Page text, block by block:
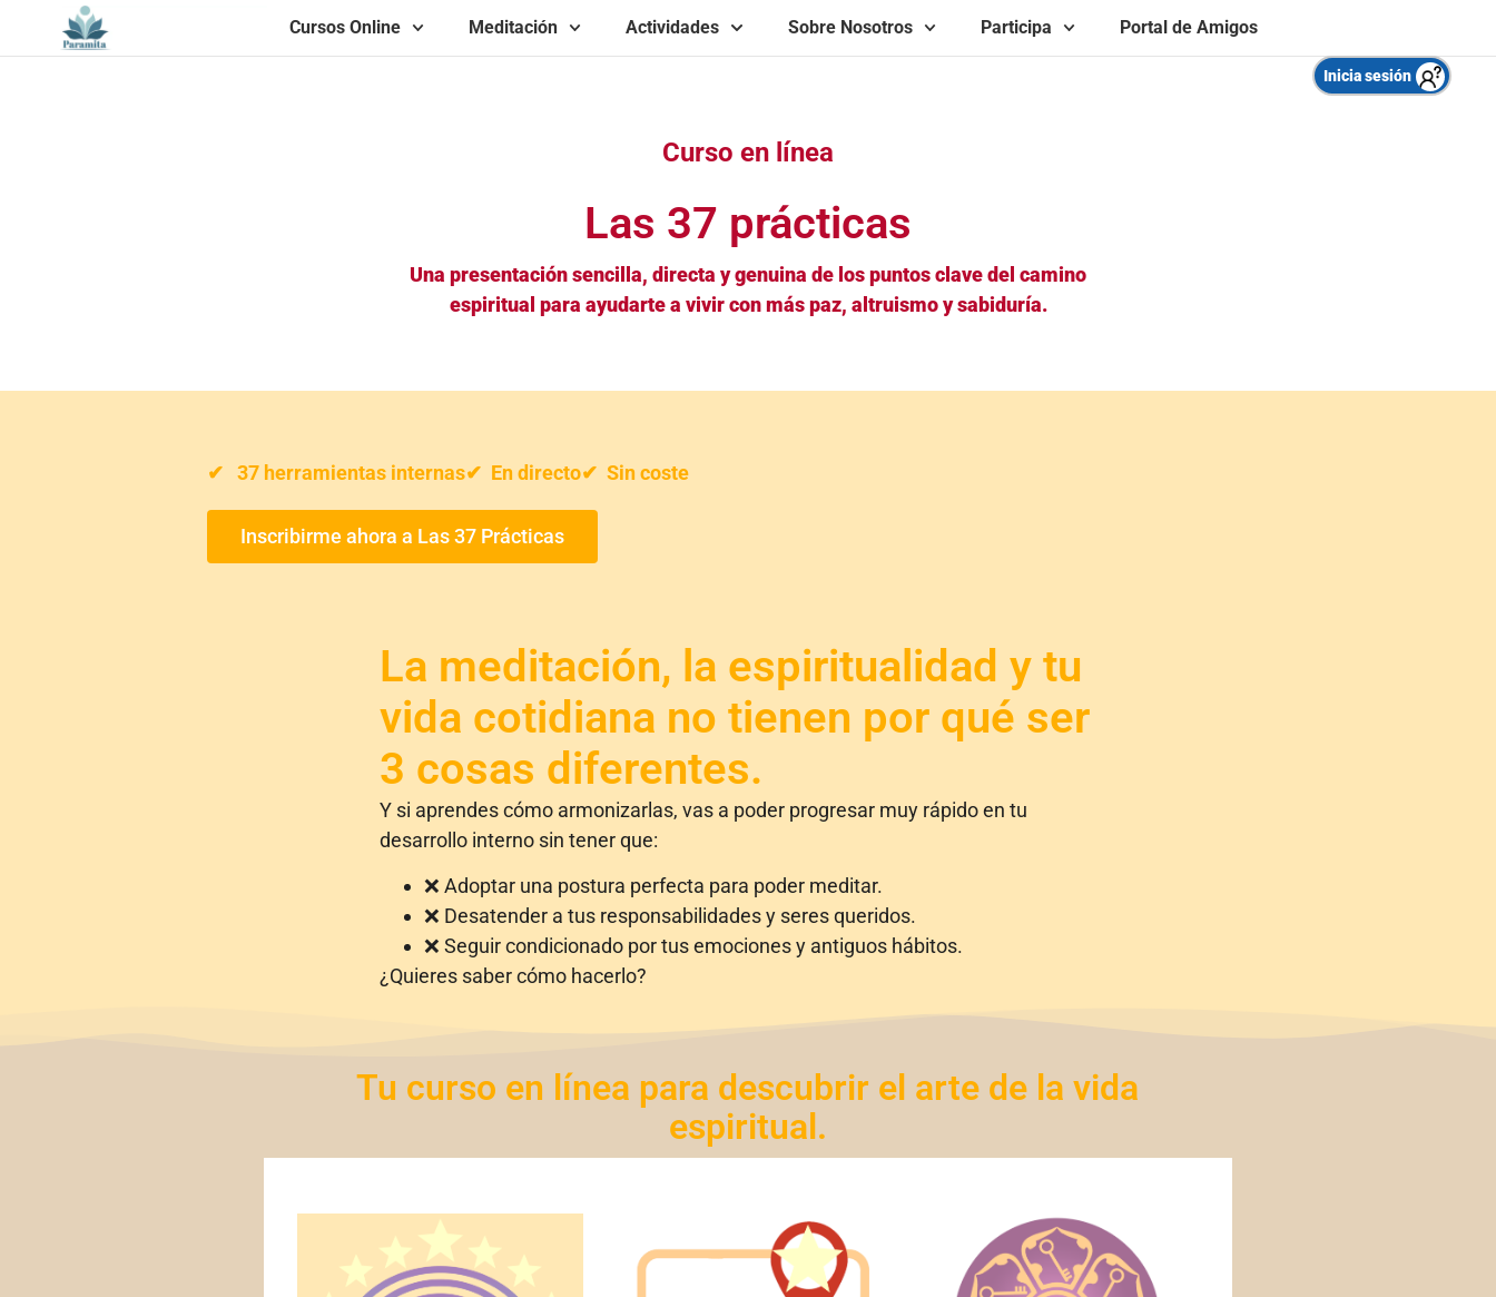
Inicia sesión
Cursos Online Meditación Actividades Sobre Nosotros Participa Portal de Amigos
Curso en línea
Las 37 prácticas
Una presentación sencilla, directa y genuina de los puntos clave del camino
espiritual para ayudarte a vivir con más paz, altruismo y sabiduría.
✔ 37 herramientas internas✔ En directo✔ Sin coste
Inscribirme ahora a Las 37 Prácticas
La meditación, la espiritualidad y tu
vida cotidiana no tienen por qué ser
3 cosas diferentes.
Y si aprendes cómo armonizarlas, vas a poder progresar muy rápido en tu
desarrollo interno sin tener que:
❌ Adoptar una postura perfecta para poder meditar.
❌ Desatender a tus responsabilidades y seres queridos.
❌ Seguir condicionado por tus emociones y antiguos hábitos.
¿Quieres saber cómo hacerlo?
Tu curso en línea para descubrir el arte de la vida
espiritual.